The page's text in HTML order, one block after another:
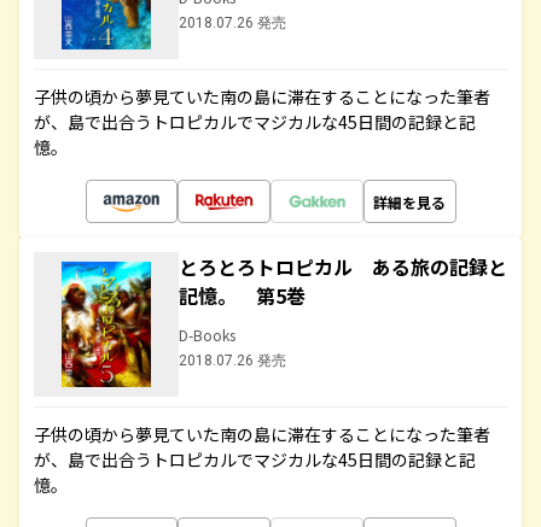
2018.07.26 発売
子供の頃から夢見ていた南の島に滞在することになった筆者
が、島で出合うトロピカルでマジカルな45日間の記録と記
憶。
詳細を見る
とろとろトロピカル ある旅の記録と
記憶。 第5巻
D-Books
2018.07.26 発売
子供の頃から夢見ていた南の島に滞在することになった筆者
が、島で出合うトロピカルでマジカルな45日間の記録と記
憶。